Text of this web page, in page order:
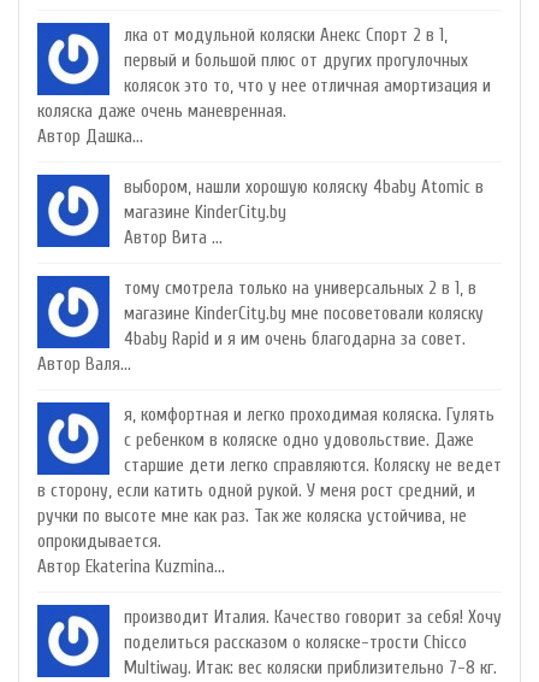
лка от модульной коляски Анекс Спорт 2 в 1,
первый и большой плюс от других прогулочных
колясок это то, что у нее отличная амортизация и
коляска даже очень маневренная.
Автор Дашка...
выбором, нашли хорошую коляску 4baby Atomic в
магазине KinderCity.by
Автор Вита ...
тому смотрела только на универсальных 2 в 1, в
магазине KinderCity.by мне посоветовали коляску
4baby Rapid и я им очень благодарна за совет.
Автор Валя...
я, комфортная и легко проходимая коляска. Гулять
с ребенком в коляске одно удовольствие. Даже
старшие дети легко справляются. Коляску не ведет
в сторону, если катить одной рукой. У меня рост средний, и
ручки по высоте мне как раз. Так же коляска устойчива, не
опрокидывается.
Автор Ekaterina Kuzmina...
производит Италия. Качество говорит за себя! Хочу
поделиться рассказом о коляске-трости Chicco
Multiway. Итак: вес коляски приблизительно 7-8 кг.